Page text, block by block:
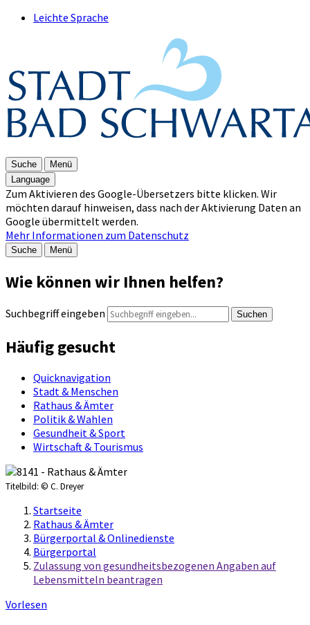
Leichte Sprache
Suche
Menü
Language
Zum Aktivieren des Google-Übersetzers bitte klicken. Wir
möchten darauf hinweisen, dass nach der Aktivierung Daten an
Google übermittelt werden.
Mehr Informationen zum Datenschutz
Suche Menü
Wie können wir Ihnen helfen?
Suchbegriff eingeben Suchen
Häufig gesucht
Quicknavigation
Stadt & Menschen
Rathaus & Ämter
Politik & Wahlen
Gesundheit & Sport
Wirtschaft & Tourismus
Titelbild: © C. Dreyer
Startseite
Rathaus & Ämter
Bürgerportal & Onlinedienste
Bürgerportal
Zulassung von gesundheitsbezogenen Angaben auf
Lebensmitteln beantragen
Vorlesen